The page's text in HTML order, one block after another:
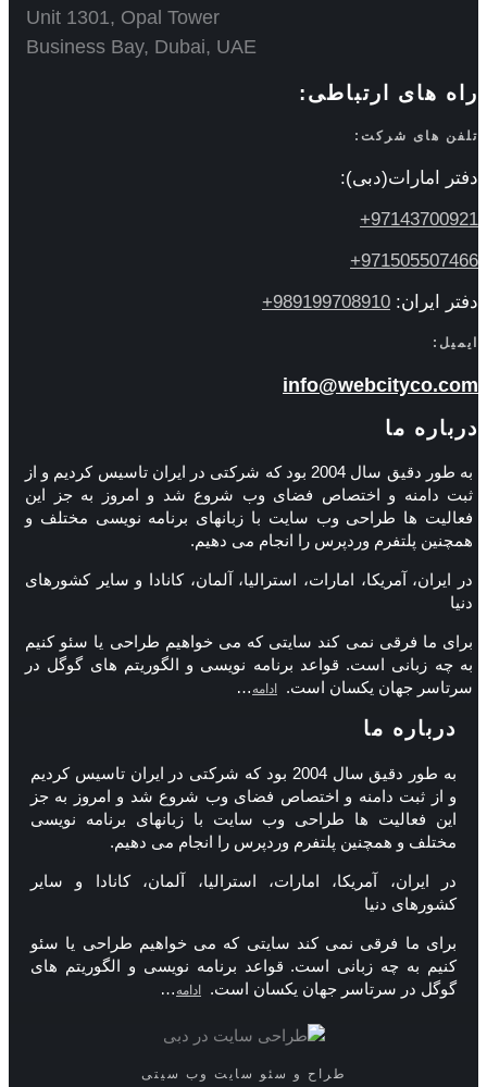
Unit 1301, Opal Tower
Business Bay, Dubai, UAE
راه های ارتباطی:
تلفن های شرکت:
دفتر امارات(دبی):
97143700921+
971505507466+
دفتر ایران: 989199708910+
ایمیل:
info@webcityco.com
درباره ما
به طور دقیق سال 2004 بود که شرکتی در ایران تاسیس کردیم و از
ثبت دامنه و اختصاص فضای وب شروع شد و امروز به جز این
فعالیت ها طراحی وب سایت با زبانهای برنامه نویسی مختلف و
همچنین پلتفرم وردپرس را انجام می دهیم.
در ایران، آمریکا، امارات، استرالیا، آلمان، کانادا و سایر کشورهای
دنیا
برای ما فرقی نمی کند سایتی که می خواهیم طراحی یا سئو کنیم
به چه زبانی است. قواعد برنامه نویسی و الگوریتم های گوگل در
سرتاسر جهان یکسان است.
ادامه …
درباره ما
به طور دقیق سال 2004 بود که شرکتی در ایران تاسیس کردیم
و از ثبت دامنه و اختصاص فضای وب شروع شد و امروز به جز
این فعالیت ها طراحی وب سایت با زبانهای برنامه نویسی
مختلف و همچنین پلتفرم وردپرس را انجام می دهیم.
در ایران، آمریکا، امارات، استرالیا، آلمان، کانادا و سایر
کشورهای دنیا
برای ما فرقی نمی کند سایتی که می خواهیم طراحی یا سئو
کنیم به چه زبانی است. قواعد برنامه نویسی و الگوریتم های
گوگل در سرتاسر جهان یکسان است.
ادامه …
طراح و سئو سایت وب سیتی